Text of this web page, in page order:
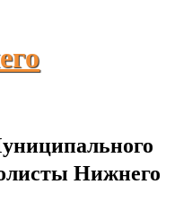
Нижнего